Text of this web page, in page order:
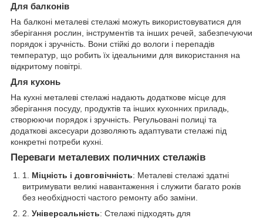
Для балконів
На балконі металеві стелажі можуть використовуватися для
зберігання рослин, інструментів та інших речей, забезпечуючи
порядок і зручність. Вони стійкі до вологи і перепадів
температур, що робить їх ідеальними для використання на
відкритому повітрі.
Для кухонь
На кухні металеві стелажі надають додаткове місце для
зберігання посуду, продуктів та інших кухонних приладь,
створюючи порядок і зручність. Регульовані полиці та
додаткові аксесуари дозволяють адаптувати стелажі під
конкретні потреби кухні.
Переваги металевих поличних стелажів
Міцність і довговічність: Металеві стелажі здатні
витримувати великі навантаження і служити багато років
без необхідності частого ремонту або заміни.
Універсальність: Стелажі підходять для